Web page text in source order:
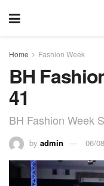
Home Fashion Week
BH
41
BH Fashion Week
by admin 06/